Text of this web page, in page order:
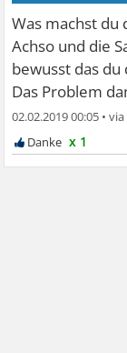
Was machst du
Achso und die
bewusst das
Das Problem
02.02.2019 00:05 •
x 1